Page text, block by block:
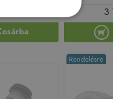
3
Rendelésre